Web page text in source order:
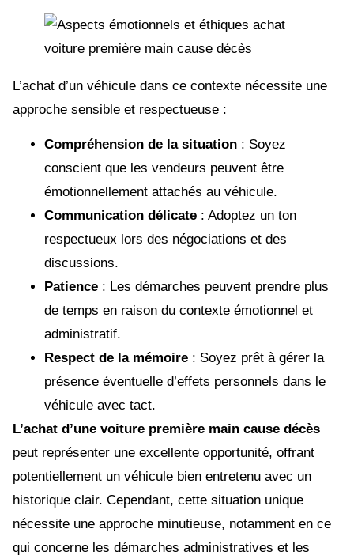
L’achat d’un véhicule dans ce contexte nécessite une
approche sensible et respectueuse :
Compréhension de la situation : Soyez
conscient que les vendeurs peuvent être
émotionnellement attachés au véhicule.
Communication délicate : Adoptez un ton
respectueux lors des négociations et des
discussions.
Patience : Les démarches peuvent prendre plus
de temps en raison du contexte émotionnel et
administratif.
Respect de la mémoire : Soyez prêt à gérer la
présence éventuelle d’effets personnels dans le
véhicule avec tact.
L’achat d’une voiture première main cause décès
peut représenter une excellente opportunité, offrant
potentiellement un véhicule bien entretenu avec un
historique clair. Cependant, cette situation unique
nécessite une approche minutieuse, notamment en ce
qui concerne les démarches administratives et les